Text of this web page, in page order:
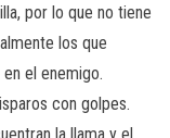
por lo que no tiene
los que
el enemigo.
con golpes.
la llama y el